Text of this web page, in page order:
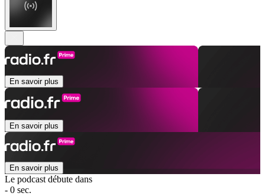
En savoir plus
En savoir plus
En savoir plus
Le podcast débute dans
- 0 sec.